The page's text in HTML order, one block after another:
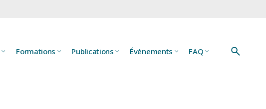
Formations Publications Événements FAQ